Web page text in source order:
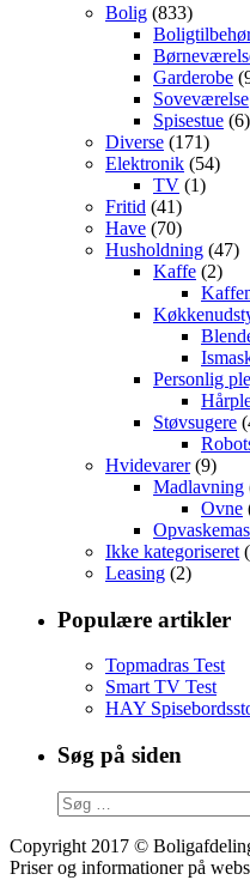
Bolig (833)
Garderobe
Soveværelse
Spisestue (6)
Diverse (171)
Elektronik (54)
TV (1)
Fritid (41)
Have (70)
Husholdning (47)
Kaffe (2)
Personlig
Støvsugere
Hvidevarer(9)
Madlavning
Ovne
Ikke kategoriseret
Leasing (2)
Populære artikler
Topmadras Test
Smart TV Test
HAY
Søg på siden
Søg
efter:
Copyright 2017 ©
Priser og informationer på